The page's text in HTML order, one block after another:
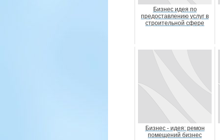
Бизнес идея по
предоставлению услуг в
строительной сфере
Бизнес - идея: ремон
помещений бизнес